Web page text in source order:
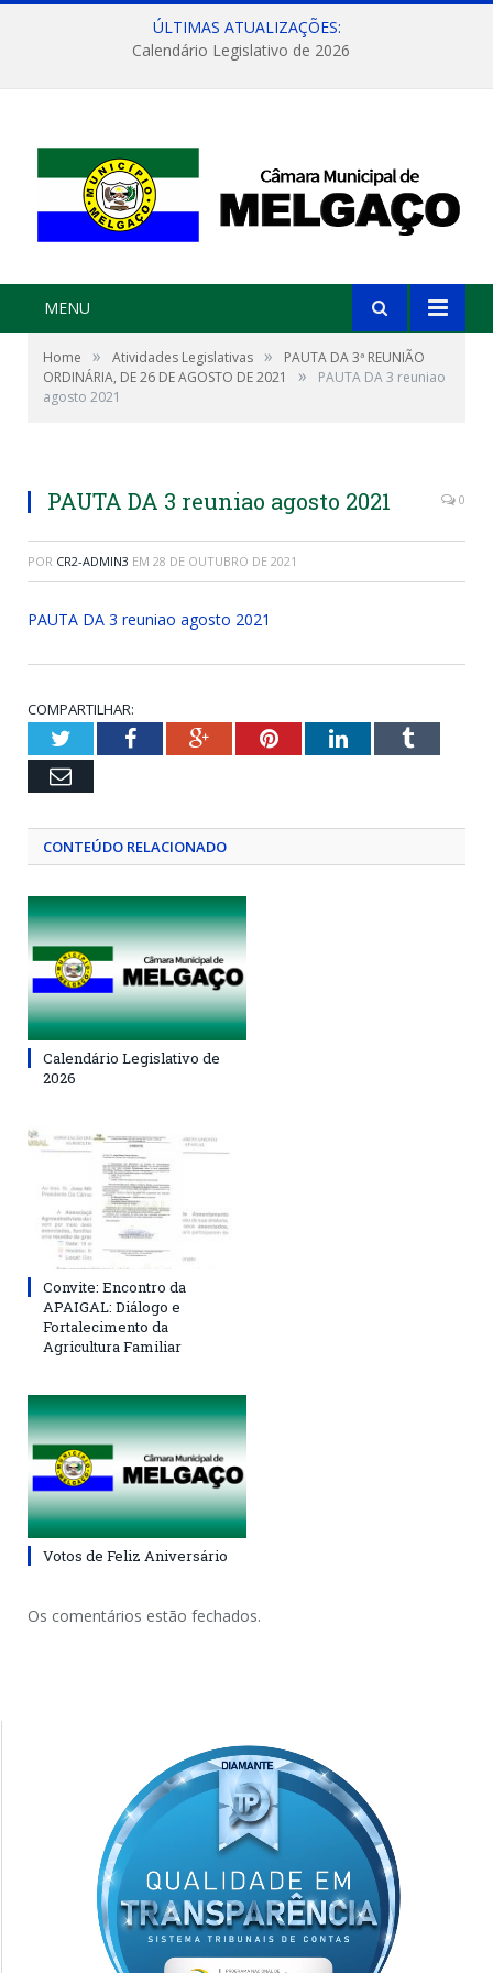
ÚLTIMAS ATUALIZAÇÕES:
Calendário Legislativo de 2026
MENU
Home » Atividades Legislativas »
PAUTA DA 3ª REUNIÃO
ORDINÁRIA, DE 26 DE AGOSTO DE 2021
»
PAUTA DA 3 reuniao
agosto 2021
PAUTA DA 3 reuniao agosto 2021 0
POR CR2-ADMIN3 EM 28 DE OUTUBRO DE 2021
PAUTA DA 3 reuniao agosto 2021
COMPARTILHAR:
TwitterFacebookGoogle+PinterestLinkedInTumblr
Email
CONTEÚDO RELACIONADO
Calendário Legislativo de
2026
Convite: Encontro da
APAIGAL: Diálogo e
Fortalecimento da
Agricultura Familiar
Votos de Feliz Aniversário
Os comentários estão fechados.